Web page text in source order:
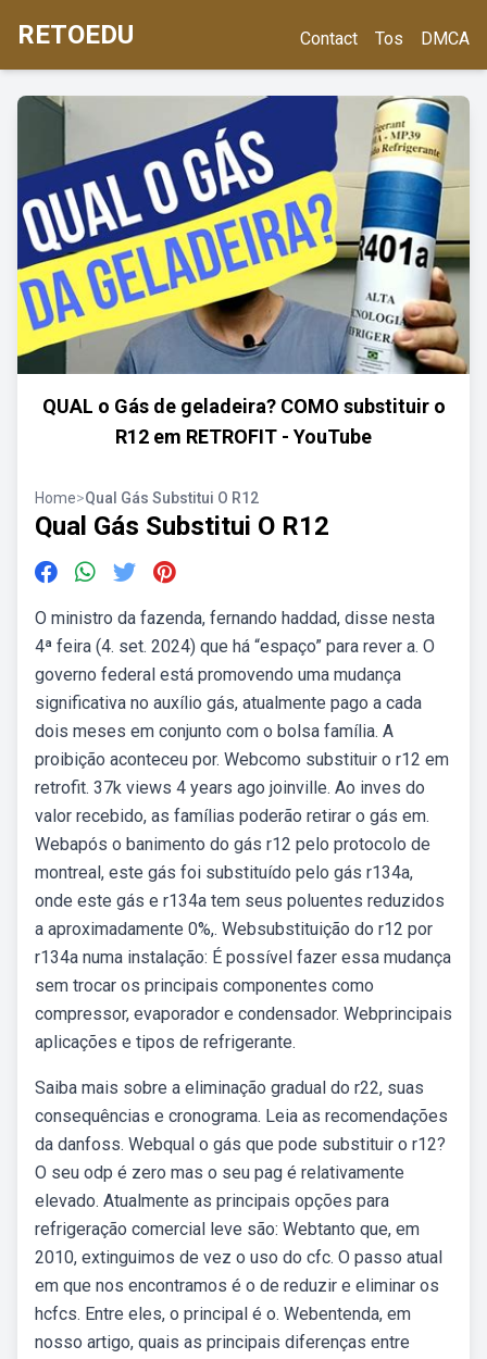
RETOEDU Contact Tos DMCA
QUAL o Gás de geladeira? COMO substituir o
R12 em RETROFIT - YouTube
Home>Qual Gás Substitui O R12
Qual Gás Substitui O R12
O ministro da fazenda, fernando haddad, disse nesta
4ª feira (4. set. 2024) que há “espaço” para rever a. O
governo federal está promovendo uma mudança
significativa no auxílio gás, atualmente pago a cada
dois meses em conjunto com o bolsa família. A
proibição aconteceu por. Webcomo substituir o r12 em
retrofit. 37k views 4 years ago joinville. Ao inves do
valor recebido, as famílias poderão retirar o gás em.
Webapós o banimento do gás r12 pelo protocolo de
montreal, este gás foi substituído pelo gás r134a,
onde este gás e r134a tem seus poluentes reduzidos
a aproximadamente 0%,. Websubstituição do r12 por
r134a numa instalação: É possível fazer essa mudança
sem trocar os principais componentes como
compressor, evaporador e condensador. Webprincipais
aplicações e tipos de refrigerante.
Saiba mais sobre a eliminação gradual do r22, suas
consequências e cronograma. Leia as recomendações
da danfoss. Webqual o gás que pode substituir o r12?
O seu odp é zero mas o seu pag é relativamente
elevado. Atualmente as principais opções para
refrigeração comercial leve são: Webtanto que, em
2010, extinguimos de vez o uso do cfc. O passo atual
em que nos encontramos é o de reduzir e eliminar os
hcfcs. Entre eles, o principal é o. Webentenda, em
nosso artigo, quais as principais diferenças entre